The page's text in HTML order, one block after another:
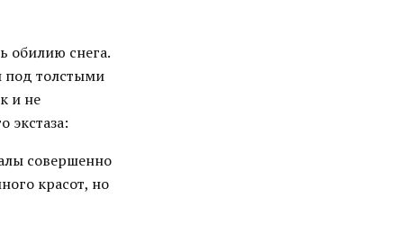
обилию снега.
под толстыми
и не
экстаза:
совершенно
красот, но